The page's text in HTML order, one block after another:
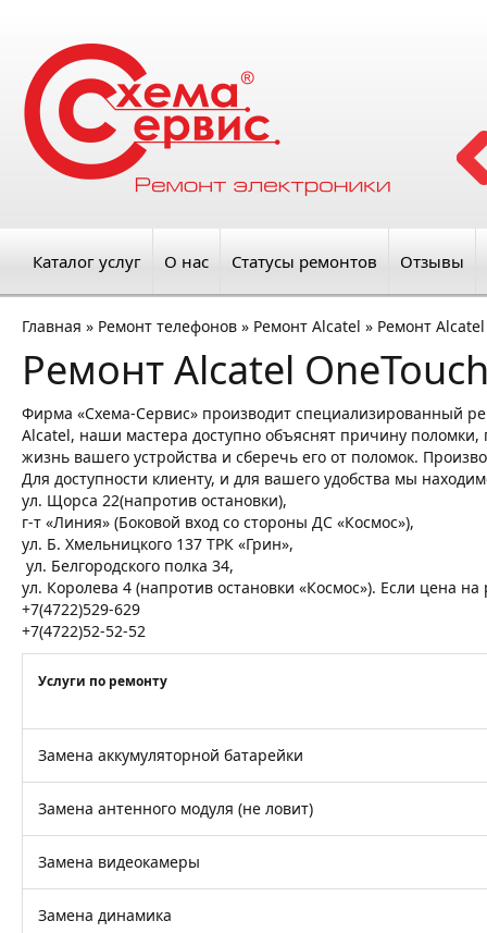
Каталог услуг О нас Статусы ремонтов Отзывы
Главная » Ремонт телефонов » Ремонт Alcatel » Ремонт
Ремонт Alcatel
Фирма «Схема-Сервис» производит специализированный
Alcatel, наши мастера доступно объяснят причину поломки,
жизнь вашего устройства и сберечь его от поломок.
Для доступности клиенту, и для вашего удобства мы
ул. Щорса 22(напротив остановки),
г-т «Линия» (Боковой вход со стороны ДС «Космос»),
ул. Б. Хмельницкого 137 ТРК «Грин»,
ул. Белгородского полка 34,
ул. Королева 4 (напротив остановки «Космос»). Если цена
+7(4722)529-629
+7(4722)52-52-52
Услуги по ремонту
Замена аккумуляторной батарейки
Замена антенного модуля (не ловит)
Замена видеокамеры
Замена динамика